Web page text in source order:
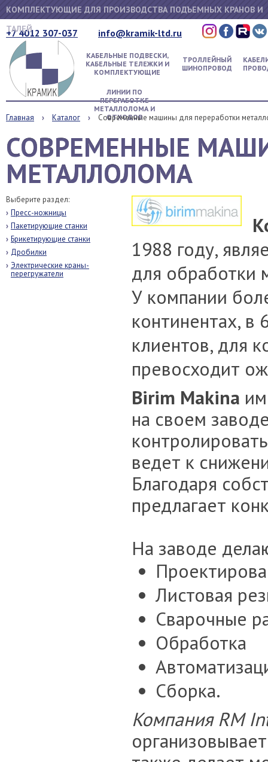
КОМПЛЕКТУЮЩИЕ ДЛЯ ПРОИЗВОДСТВА ПОДЪЕМНЫХ КРАНОВ И
ТАЛЕЙ
+7 4012 307-037 info@kramik-ltd.ru
КАБЕЛЬНЫЕ ПОДВЕСКИ,
КАБЕЛЬНЫЕ ТЕЛЕЖКИ И
КОМПЛЕКТУЮЩИЕ
ТРОЛЛЕЙНЫЙ
ШИНОПРОВОД
ЛИНИИ ПО
ПЕРЕРАБОТКЕ
МЕТАЛЛОЛОМА И
ОТХОДОВ
Главная Каталог Современные машины для переработки
СОВРЕМЕННЫЕ
МЕТАЛЛОЛОМА
Выберите раздел:
Пресс-ножницы
Пакетирующие станки
Брикетирующие станки
Дробилки
Электрические краны-
перегружатели
1988 году,
для обработки
У компании
континентах, в
клиентов, для
превосходит
Birim Makina
на своем
ведет к
Благодаря
предлагает
На заводе
Листовая
Сварочные
Обработка
Сборка.
Компания RM